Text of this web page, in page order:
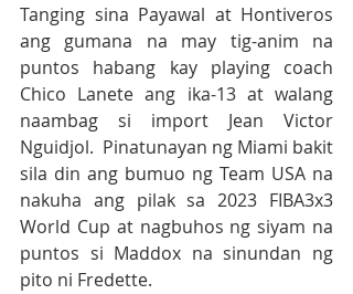
Tanging sina Payawal at Hontiveros
ang gumana na may tig-anim na
puntos habang kay playing coach
Chico Lanete ang ika-13 at walang
naambag si import Jean Victor
Nguidjol.  Pinatunayan ng Miami bakit
sila din ang bumuo ng Team USA na
nakuha ang pilak sa 2023 FIBA3x3
World Cup at nagbuhos ng siyam na
puntos si Maddox na sinundan ng
pito ni Fredette.